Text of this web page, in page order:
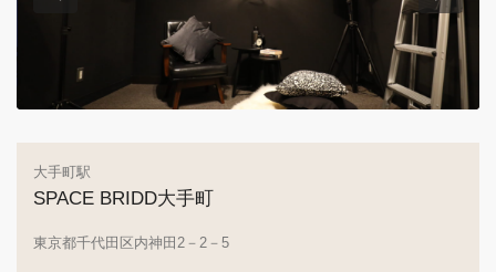
大手町駅
SPACE BRIDD大手町
東京都千代田区内神田2－2－5